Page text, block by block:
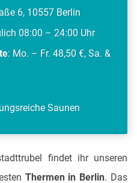
6, 10557 Berlin
08:00 – 24:00 Uhr
: Mo. – Fr. 48,50 €, Sa. &
Saunen
findet ihr unseren
Thermen in Berlin. Das